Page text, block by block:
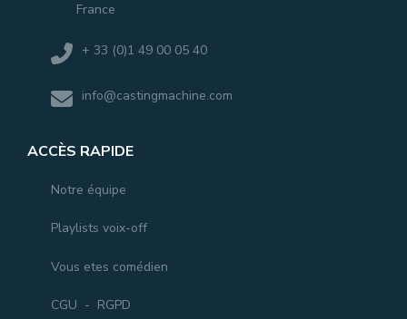
France
+ 33 (0)1 49 00 05 40
info@castingmachine.com
ACCÈS RAPIDE
Notre équipe
Playlists voix-off
Vous etes comédien
CGU - RGPD